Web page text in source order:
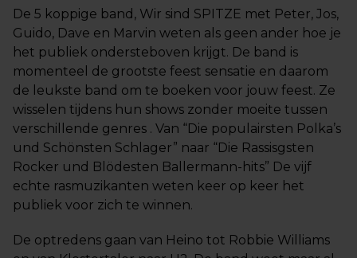
De 5 koppige band, Wir sind SPITZE met Peter, Jos,
Guido, Dave en Marvin weten als geen ander hoe je
het publiek ondersteboven krijgt. De band is
momenteel de grootste feest sensatie en daarom
de leukste band om te boeken voor jouw feest. Ze
wisselen tijdens hun shows zonder moeite tussen
verschillende genres . Van “Die populairsten Polka’s
und Schönsten Schlager” naar “Die Rassisgsten
Rocker und Blödesten Ballermann-hits” De vijf
echte rasmuzikanten weten keer op keer het
publiek voor zich te winnen.
De optredens gaan van Heino tot Robbie Williams